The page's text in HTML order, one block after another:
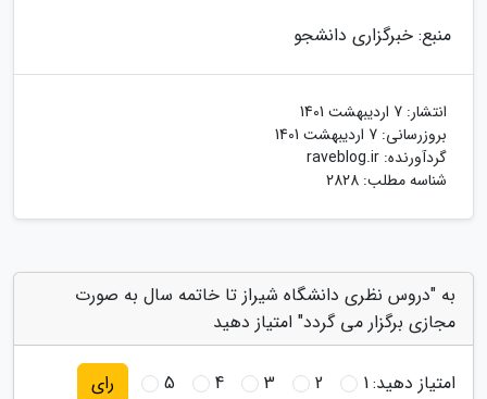
منبع: خبرگزاری دانشجو
انتشار: 7 اردیبهشت 1401
بروزرسانی: 7 اردیبهشت 1401
گردآورنده: raveblog.ir
شناسه مطلب: 2828
به "دروس نظری دانشگاه شیراز تا خاتمه سال به صورت
مجازی برگزار می گردد" امتیاز دهید
امتیاز دهید:1
2
3
4
5 رای